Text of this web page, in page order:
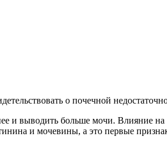
о почечной
и выводить больше мочи. Влияние
и мочевины, а это первые